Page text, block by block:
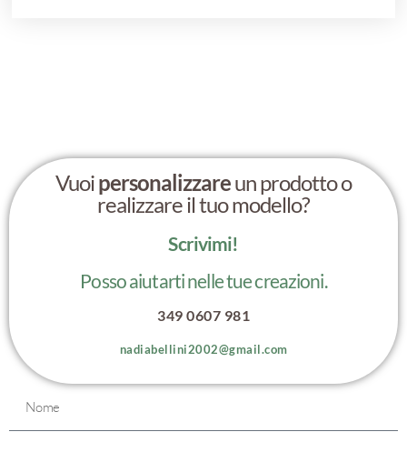
Vuoipersonalizzareun prodotto o
realizzare il tuo modello?
Scrivimi!
Posso aiutarti nelle tue creazioni.
349 0607 981
nadiabellini2002@gmail.com